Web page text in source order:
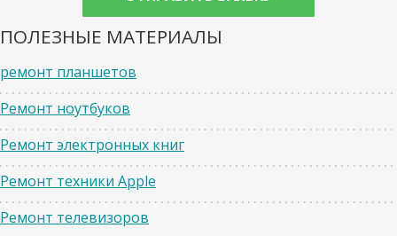
ПОЛЕЗНЫЕ МАТЕРИАЛЫ
ремонт планшетов
Ремонт ноутбуков
Ремонт электронных книг
Ремонт техники Apple
Ремонт телевизоров